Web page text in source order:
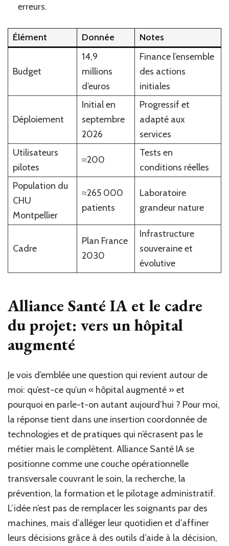
erreurs.
Élément Donnée Notes
Budget
14,9
millions
d’euros
Finance l’ensemble
des actions
initiales
Déploiement
Initial en
septembre
2026
Progressif et
adapté aux
services
Utilisateurs
pilotes
≈200
Tests en
conditions réelles
Population du
CHU
Montpellier
≈265 000
patients
Laboratoire
grandeur nature
Cadre
Plan France
2030
Infrastructure
souveraine et
évolutive
Alliance Santé IA et le cadre
du projet: vers un hôpital
augmenté
Je vois d’emblée une question qui revient autour de
moi: qu’est-ce qu’un « hôpital augmenté » et
pourquoi en parle-t-on autant aujourd’hui ? Pour moi,
la réponse tient dans une insertion coordonnée de
technologies et de pratiques qui n’écrasent pas le
métier mais le complètent. Alliance Santé IA se
positionne comme une couche opérationnelle
transversale couvrant le soin, la recherche, la
prévention, la formation et le pilotage administratif.
L’idée n’est pas de remplacer les soignants par des
machines, mais d’alléger leur quotidien et d’affiner
leurs décisions grâce à des outils d’aide à la décision,